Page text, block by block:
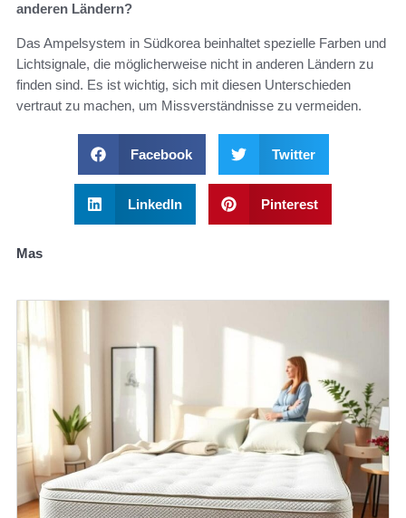
anderen Ländern?
Das Ampelsystem in Südkorea beinhaltet spezielle Farben und
Lichtsignale, die möglicherweise nicht in anderen Ländern zu
finden sind. Es ist wichtig, sich mit diesen Unterschieden
vertraut zu machen, um Missverständnisse zu vermeiden.
Facebook Twitter
LinkedIn Pinterest
Mas